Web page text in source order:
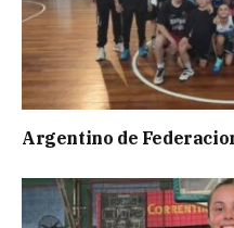
Argentino de